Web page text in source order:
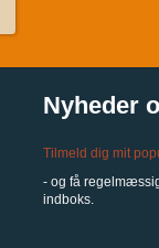
Nyheder
Tilmeld dig mit
- og få
indboks.